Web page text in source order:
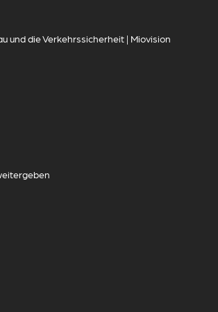
und die Verkehrssicherheit | Miovision